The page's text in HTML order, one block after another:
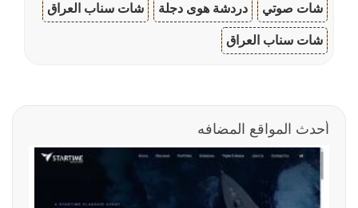
شات صوتي دردشة هوى دجلة شات سناب العراق
شات سناب العراق
أحدث المواقع المضافه